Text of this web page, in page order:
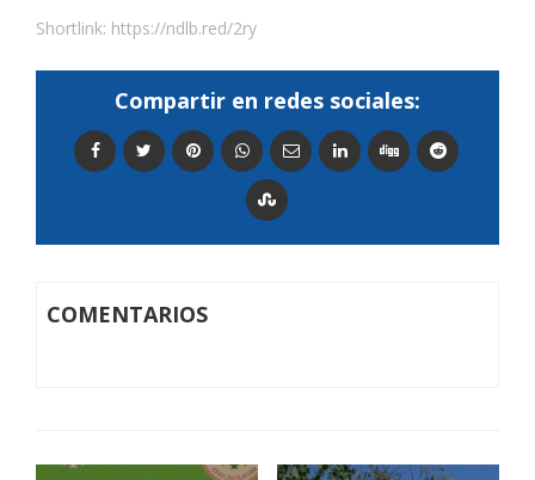
Shortlink: https://ndlb.red/2ry
Compartir en redes sociales:
COMENTARIOS